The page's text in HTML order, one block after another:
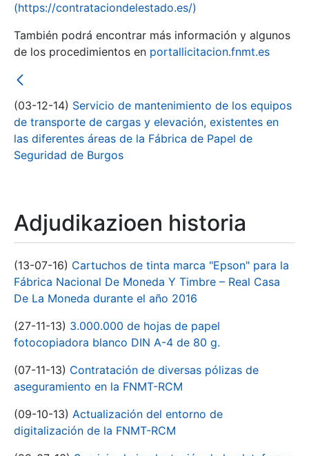
Erakutsi/Ezkutatu
(https://contrataciondelestado.es/)
También podrá encontrar más información y algunos
de los procedimientos en portallicitacion.fnmt.es
(03-12-14) Servicio de mantenimiento de los equipos
de transporte de cargas y elevación, existentes en
las diferentes áreas de la Fábrica de Papel de
Seguridad de Burgos
Adjudikazioen historia
(13-07-16) Cartuchos de tinta marca "Epson" para la
Fábrica Nacional De Moneda Y Timbre – Real Casa
De La Moneda durante el año 2016
(27-11-13) 3.000.000 de hojas de papel
fotocopiadora blanco DIN A-4 de 80 g.
(07-11-13) Contratación de diversas pólizas de
aseguramiento en la FNMT-RCM
(09-10-13) Actualización del entorno de
digitalización de la FNMT-RCM